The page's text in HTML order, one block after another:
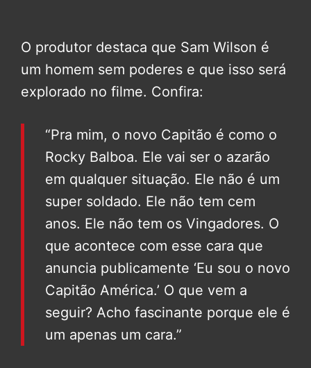
O produtor destaca que Sam Wilson é
um homem sem poderes e que isso será
explorado no filme. Confira:
“Pra mim, o novo Capitão é como o
Rocky Balboa. Ele vai ser o azarão
em qualquer situação. Ele não é um
super soldado. Ele não tem cem
anos. Ele não tem os Vingadores. O
que acontece com esse cara que
anuncia publicamente ‘Eu sou o novo
Capitão América.’ O que vem a
seguir? Acho fascinante porque ele é
um apenas um cara.”